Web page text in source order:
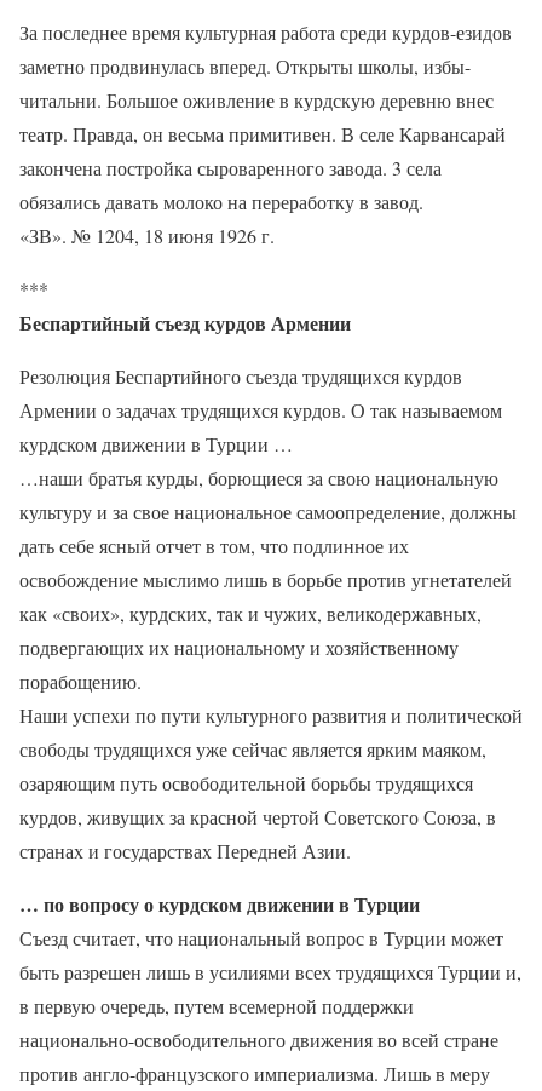
За последнее время культурная работа среди курдов-езидов
заметно продвинулась вперед. Открыты школы, избы-
читальни. Большое оживление в курдскую деревню внес
театр. Правда, он весьма примитивен. В селе Карвансарай
закончена постройка сыроваренного завода. 3 села
обязались давать молоко на переработку в завод.
«ЗВ». № 1204, 18 июня 1926 г.
***
Беспартийный съезд курдов Армении
Резолюция Беспартийного съезда трудящихся курдов
Армении о задачах трудящихся курдов. О так называемом
курдском движении в Турции …
…наши братья курды, борющиеся за свою национальную
культуру и за свое национальное самоопределение, должны
дать себе ясный отчет в том, что подлинное их
освобождение мыслимо лишь в борьбе против угнетателей
как «своих», курдских, так и чужих, великодержавных,
подвергающих их национальному и хозяйственному
порабощению.
Наши успехи по пути культурного развития и политической
свободы трудящихся уже сейчас является ярким маяком,
озаряющим путь освободительной борьбы трудящихся
курдов, живущих за красной чертой Советского Союза, в
странах и государствах Передней Азии.
… по вопросу о курдском движении в Турции
Съезд считает, что национальный вопрос в Турции может
быть разрешен лишь в усилиями всех трудящихся Турции и,
в первую очередь, путем всемерной поддержки
национально-освободительного движения во всей стране
против англо-французского империализма. Лишь в меру